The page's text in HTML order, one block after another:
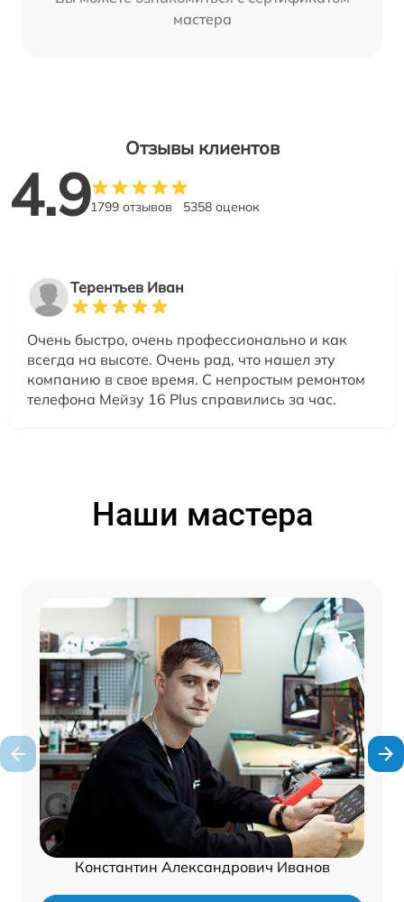
мастера
Отзывы клиентов
4.91799 отзывов 5358 оценок
Терентьев Иван
Очень быстро, очень профессионально и как
всегда на высоте. Очень рад, что нашел эту
компанию в свое время. С непростым ремонтом
телефона Мейзу 16 Plus справились за час.
Наши мастера
Константин Александрович Иванов